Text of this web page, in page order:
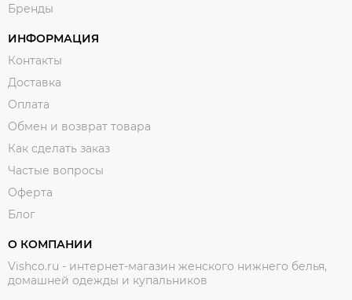
Бренды
ИНФОРМАЦИЯ
Контакты
Доставка
Оплата
Обмен и возврат товара
Как сделать заказ
Частые вопросы
Оферта
Блог
О КОМПАНИИ
Vishco.ru - интернет-магазин женского нижнего белья,
домашней одежды и купальников